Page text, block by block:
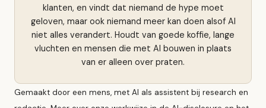
klanten, en vindt dat niemand de hype moet
geloven, maar ook niemand meer kan doen alsof AI
niet alles verandert. Houdt van goede koffie, lange
vluchten en mensen die met AI bouwen in plaats
van er alleen over praten.
Gemaakt door een mens, met AI als assistent bij research en